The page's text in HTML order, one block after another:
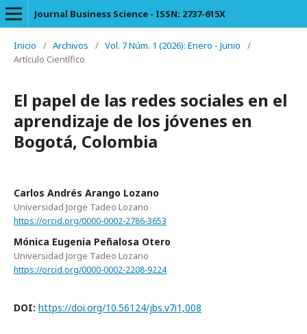
Journal Business Science - ISSN: 2737-615X
Inicio / Archivos / Vol. 7 Núm. 1 (2026): Enero - Junio
/
Artículo Científico
El papel de las redes sociales en el
aprendizaje de los jóvenes en
Bogotá, Colombia
Carlos Andrés Arango Lozano
Universidad Jorge Tadeo Lozano
https://orcid.org/0000-0002-2786-3653
Mónica Eugenia Peñalosa Otero
Universidad Jorge Tadeo Lozano
https://orcid.org/0000-0002-2208-9224
DOI: https://doi.org/10.56124/jbs.v7i1,008